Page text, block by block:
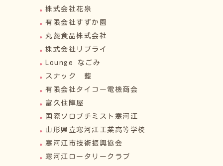
株式会社花泉
有限会社すずか園
丸菱食品株式会社
株式会社リプライ
Lounge なごみ
スナック 藍
有限会社タイコー電機商会
富久住陣屋
国際ソロプチミスト寒河江
山形県立寒河江工業高等学校
寒河江市技術振興協会
寒河江ロータリークラブ